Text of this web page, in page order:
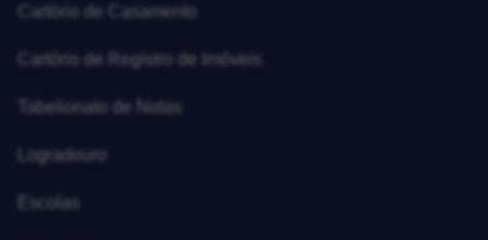
Cartório de Casamento
Cartório de Registro de Imóveis
Tabelionato de Notas
Logradouro
Escolas